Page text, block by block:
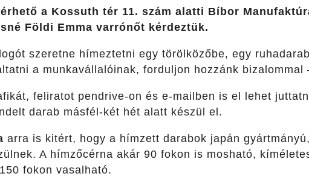
a Kossuth tér 11. szám alatti Bíbor
Földi Emma varrónőt kérdeztük.
szeretne hímeztetni egy törölközőbe, egy
a munkavállalóinak, forduljon hozzánk bizalommal
feliratot pendrive-on és e-mailben is el lehet
darab másfél-két hét alatt készül el.
arra is kitért, hogy a hímzett darabok japán
A hímzőcérna akár 90 fokon is mosható,
fokon vasalható.